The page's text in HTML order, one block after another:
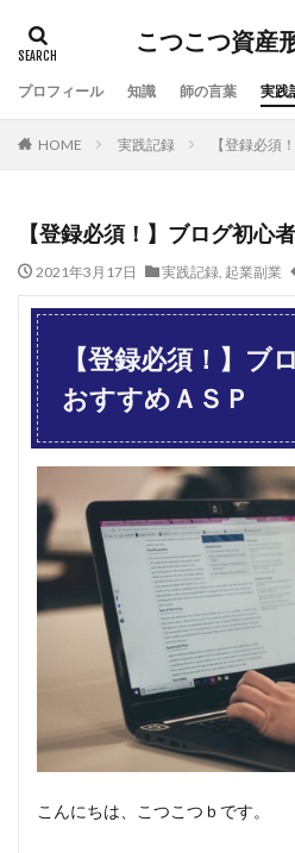
こつこつ資産
プロフィール 知識 師の言葉 実践
HOME 実践記録 【登録必須
【登録必須！】ブログ初心
2021年3月17日 実践記録, 起業副業
【登録必須！】ブ
おすすめＡＳＰ
こんにちは、こつこつｂです。